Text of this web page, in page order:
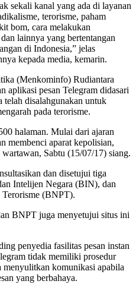
sekali kanal yang ada di layanan
terorisme, paham
bom, cara melakukan
lainnya yang bertentangan
di Indonesia,” jelas
kepada media, kemarin.
(Menkominfo) Rudiantara
aplikasi pesan Telegram didasari
telah disalahgunakan untuk
pada terorisme.
halaman. Mulai dari ajaran
membenci aparat kepolisian,
Sabtu (15/07/17) siang.
dan disetujui tiga
Intelijen Negara (BIN), dan
Terorisme (BNPT).
BNPT juga menyetujui situs ini
penyedia fasilitas pesan instan
tidak memiliki prosedur
menyulitkan komunikasi apabila
yang berbahaya.